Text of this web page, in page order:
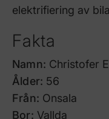
elektrifiering av
Fakta
Namn: Christofer
Ålder: 56
Från: Onsala
Bor: Vallda